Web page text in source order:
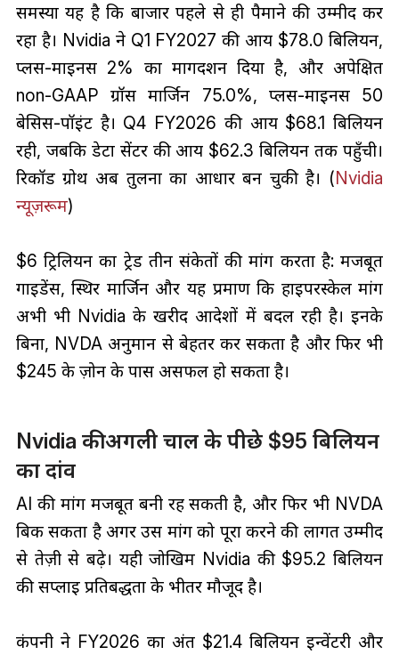
समस्या यह है कि बाजार पहले से ही पैमाने की उम्मीद कर
रहा है। Nvidia ने Q1 FY2027 की आय $78.0 बिलियन,
प्लस-माइनस 2% का मार्गदर्शन दिया है, और अपेक्षित
non-GAAP ग्रॉस मार्जिन 75.0%, प्लस-माइनस 50
बेसिस-पॉइंट है। Q4 FY2026 की आय $68.1 बिलियन
रही, जबकि डेटा सेंटर की आय $62.3 बिलियन तक पहुँची।
रिकॉर्ड ग्रोथ अब तुलना का आधार बन चुकी है। (Nvidia
न्यूज़रूम)
$6 ट्रिलियन का ट्रेड तीन संकेतों की मांग करता है: मजबूत
गाइडेंस, स्थिर मार्जिन और यह प्रमाण कि हाइपरस्केल मांग
अभी भी Nvidia के खरीद आदेशों में बदल रही है। इनके
बिना, NVDA अनुमान से बेहतर कर सकता है और फिर भी
$245 के ज़ोन के पास असफल हो सकता है।
Nvidia की अगली चाल के पीछे $95 बिलियन
का दांव
AI की मांग मजबूत बनी रह सकती है, और फिर भी NVDA
बिक सकता है अगर उस मांग को पूरा करने की लागत उम्मीद
से तेज़ी से बढ़े। यही जोखिम Nvidia की $95.2 बिलियन
की सप्लाई प्रतिबद्धता के भीतर मौजूद है।
कंपनी ने FY2026 का अंत $21.4 बिलियन इन्वेंटरी और